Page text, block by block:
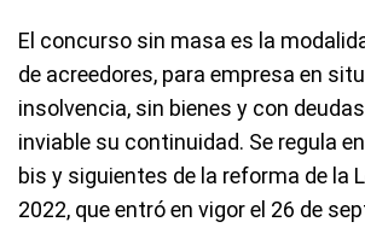
El concurso sin masa es la
de acreedores, para empresa en
insolvencia, sin bienes y con
inviable su continuidad. Se regula
bis y siguientes de la reforma de la
2022, que entró en vigor el 26 de